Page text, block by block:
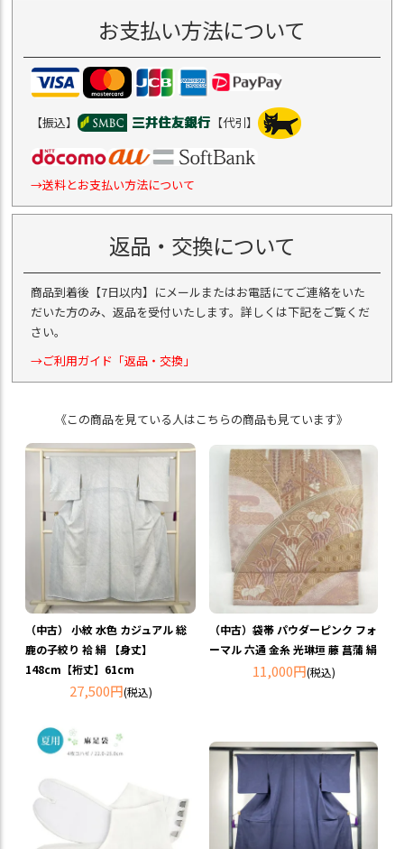
お支払い方法について
【振込】 【代引】
→送料とお支払い方法について
返品・交換について
商品到着後【7日以内】にメールまたはお電話にてご連絡をいた
だいた方のみ、返品を受付いたします。詳しくは下記をご覧くだ
さい。
→ご利用ガイド「返品・交換」
《この商品を見ている人はこちらの商品も見ています》
（中古） 小紋 水色 カジュアル 総
鹿の子絞り 袷 絹 【身丈】
148cm【裄丈】61cm
27,500円(税込)
（中古）袋帯 パウダーピンク フォ
ーマル 六通 金糸 光琳垣 藤 菖蒲 絹
11,000円(税込)